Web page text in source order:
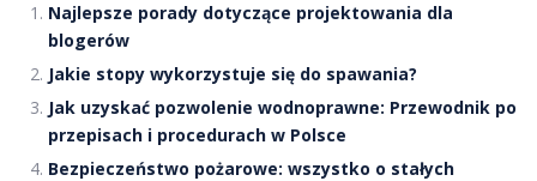
Najlepsze porady dotyczące projektowania dla
blogerów
Jakie stopy wykorzystuje się do spawania?
Jak uzyskać pozwolenie wodnoprawne: Przewodnik po
przepisach i procedurach w Polsce
Bezpieczeństwo pożarowe: wszystko o stałych